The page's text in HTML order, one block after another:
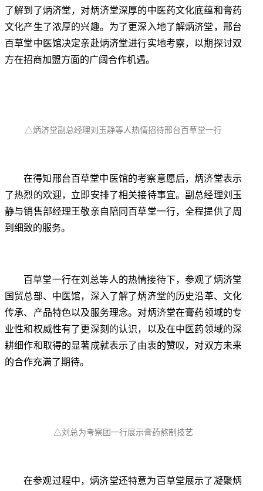
了解到了炳济堂，对炳济堂深厚的中医药文化底蕴和膏药
文化产生了浓厚的兴趣。为了更深入地了解炳济堂，邢台
百草堂中医馆决定亲赴炳济堂进行实地考察，以期探讨双
方在招商加盟方面的广阔合作机遇。
△炳济堂副总经理刘玉静等人热情招待邢台百草堂一行
在得知邢台百草堂中医馆的考察意愿后，炳济堂表示
了热烈的欢迎，立即安排了相关接待事宜。副总经理刘玉
静与销售部经理王敬亲自陪同百草堂一行，全程提供了周
到细致的服务。
百草堂一行在刘总等人的热情接待下，参观了炳济堂
国贸总部、中医馆， 深入了解了炳济堂的历史沿革、文化
传承、产品特色以及服务理念。对炳济堂在膏药领域的专
业性和权威性有了更深刻的认识，以及在中医药领域的深
耕细作和取得的显著成就表示了由衷的赞叹， 对双方未来
的合作充满了期待。
△刘总为考察团一行展示膏药熬制技艺
在参观过程中，炳济堂还特意为百草堂展示了凝聚炳